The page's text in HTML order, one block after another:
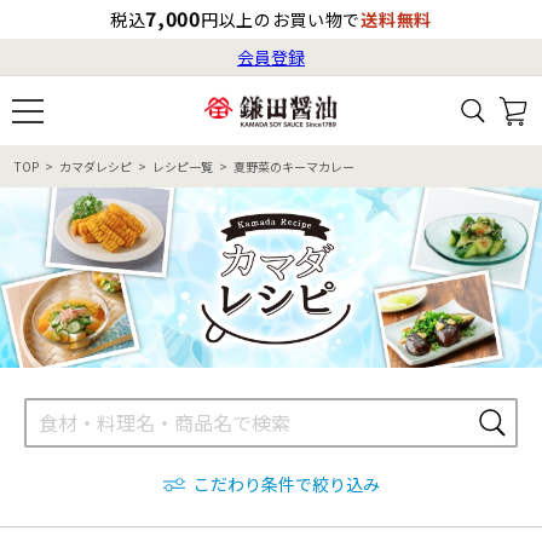
税込7,000円以上のお買い物で送料無料
会員登録
ログイン
会員登録
すべての商品一覧
商品カテゴリ
ギフト
自由な詰め合わせ
特集
すべてから検索
商品検索
カタログ番号・記号検索
レシピ検索
TOP カマダレシピ レシピ一覧 夏野菜のキーマカレー
こだわり条件で絞り込み
最短お届け日（国内）の目安
8月17日（月） 8:00
へのお届け予定日は
8月19日（水） です。